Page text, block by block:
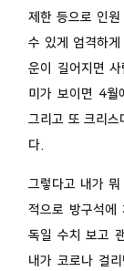
제한 등으로 인
수 있게 엄격하
운이 길어지면
미가 보이면 4월
그리고 또 크리
다.
그렇다고 내가
적으로 방구석에
독일 수치 보고
내가 코로나 걸